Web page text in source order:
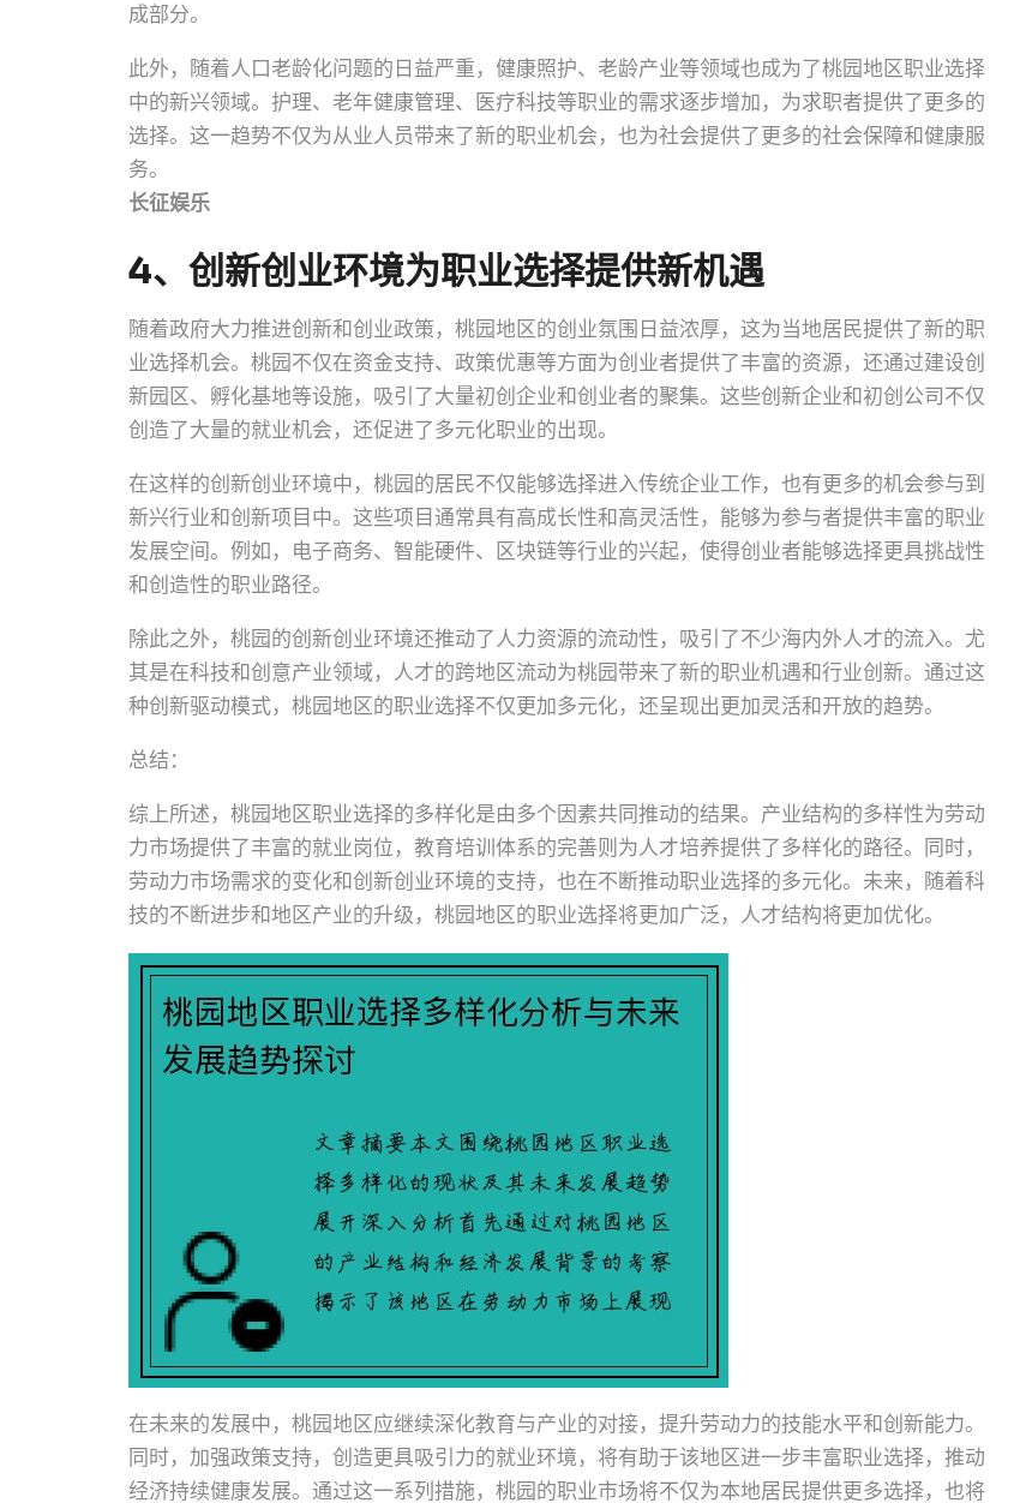
成部分。
此外，随着人口老龄化问题的日益严重，健康照护、老龄产业等领域也成为了桃园地区职业选择
中的新兴领域。护理、老年健康管理、医疗科技等职业的需求逐步增加，为求职者提供了更多的
选择。这一趋势不仅为从业人员带来了新的职业机会，也为社会提供了更多的社会保障和健康服
务。
长征娱乐
4、创新创业环境为职业选择提供新机遇
随着政府大力推进创新和创业政策，桃园地区的创业氛围日益浓厚，这为当地居民提供了新的职
业选择机会。桃园不仅在资金支持、政策优惠等方面为创业者提供了丰富的资源，还通过建设创
新园区、孵化基地等设施，吸引了大量初创企业和创业者的聚集。这些创新企业和初创公司不仅
创造了大量的就业机会，还促进了多元化职业的出现。
在这样的创新创业环境中，桃园的居民不仅能够选择进入传统企业工作，也有更多的机会参与到
新兴行业和创新项目中。这些项目通常具有高成长性和高灵活性，能够为参与者提供丰富的职业
发展空间。例如，电子商务、智能硬件、区块链等行业的兴起，使得创业者能够选择更具挑战性
和创造性的职业路径。
除此之外，桃园的创新创业环境还推动了人力资源的流动性，吸引了不少海内外人才的流入。尤
其是在科技和创意产业领域，人才的跨地区流动为桃园带来了新的职业机遇和行业创新。通过这
种创新驱动模式，桃园地区的职业选择不仅更加多元化，还呈现出更加灵活和开放的趋势。
总结：
综上所述，桃园地区职业选择的多样化是由多个因素共同推动的结果。产业结构的多样性为劳动
力市场提供了丰富的就业岗位，教育培训体系的完善则为人才培养提供了多样化的路径。同时，
劳动力市场需求的变化和创新创业环境的支持，也在不断推动职业选择的多元化。未来，随着科
技的不断进步和地区产业的升级，桃园地区的职业选择将更加广泛，人才结构将更加优化。
在未来的发展中，桃园地区应继续深化教育与产业的对接，提升劳动力的技能水平和创新能力。
同时，加强政策支持，创造更具吸引力的就业环境，将有助于该地区进一步丰富职业选择，推动
经济持续健康发展。通过这一系列措施，桃园的职业市场将不仅为本地居民提供更多选择，也将